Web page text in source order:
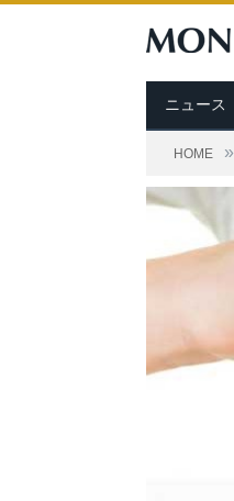
ニュース
HOME »